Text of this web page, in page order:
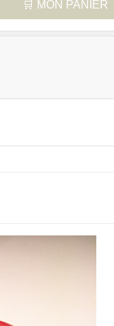
🛒 MON PANIER